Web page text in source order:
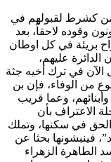
كشرط لقبولهم في
وقوده لاحقاً، بعد
بريئة في كل اوطان
عليهم،
الآن في ترك أخيه جثة
من الوفاء، فإن بن
وعما قريب
الاعتراف بأن
الحق في سكنها، وتملك
فينبشونها بحثا عن
الطاهرة الزهراء